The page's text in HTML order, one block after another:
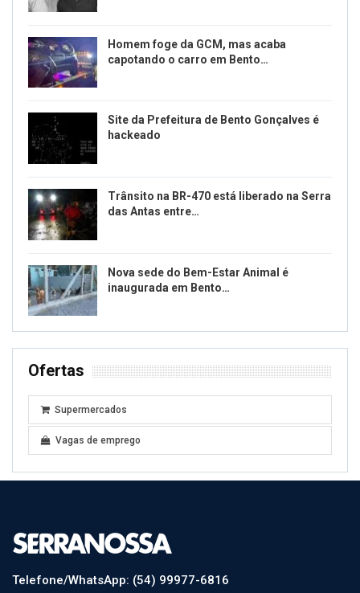
Homem foge da GCM, mas acaba
capotando o carro em Bento…
Site da Prefeitura de Bento Gonçalves é
hackeado
Trânsito na BR-470 está liberado na Serra
das Antas entre…
Nova sede do Bem-Estar Animal é
inaugurada em Bento…
Ofertas
Supermercados
Vagas de emprego
Telefone/WhatsApp: (54) 99977-6816